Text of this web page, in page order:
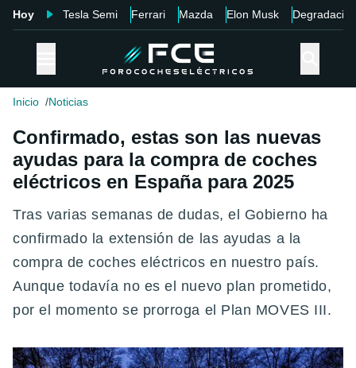
Hoy Tesla Semi Ferrari Mazda Elon Musk Degradación
Inicio Noticias
Confirmado, estas son las nuevas
ayudas para la compra de coches
eléctricos en España para 2025
Tras varias semanas de dudas, el Gobierno ha
confirmado la extensión de las ayudas a la
compra de coches eléctricos en nuestro país.
Aunque todavía no es el nuevo plan prometido,
por el momento se prorroga el Plan MOVES III.